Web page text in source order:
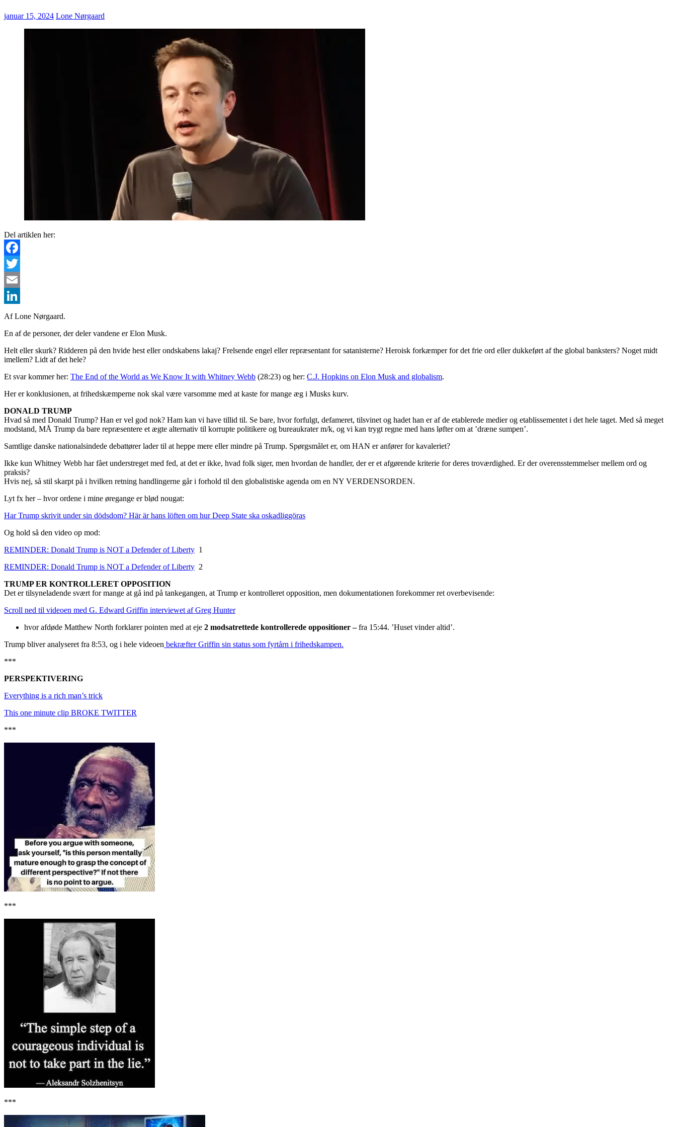
januar 15, 2024 Lone Nørgaard
Del artiklen her:
Facebook
Twitter
Email
LinkedIn
Af Lone Nørgaard.
En af de personer, der deler vandene er Elon Musk.
Helt eller skurk? Ridderen på den hvide hest eller ondskabens lakaj? Frelsende engel eller repræsentant for satanisterne? Heroisk forkæmper for det frie ord eller dukkeført af the global banksters? Noget midt
imellem? Lidt af det hele?
Et svar kommer her: The End of the World as We Know It with Whitney Webb (28:23) og her: C.J. Hopkins on Elon Musk and globalism.
Her er konklusionen, at frihedskæmperne nok skal være varsomme med at kaste for mange æg i Musks kurv.
DONALD TRUMP
Hvad så med Donald Trump? Han er vel god nok? Ham kan vi have tillid til. Se bare, hvor forfulgt, defameret, tilsvinet og hadet han er af de etablerede medier og etablissementet i det hele taget. Med så meget
modstand, MÅ Trump da bare repræsentere et ægte alternativ til korrupte politikere og bureaukrater m/k, og vi kan trygt regne med hans løfter om at ’dræne sumpen’.
Samtlige danske nationalsindede debattører lader til at heppe mere eller mindre på Trump. Spørgsmålet er, om HAN er anfører for kavaleriet?
Ikke kun Whitney Webb har fået understreget med fed, at det er ikke, hvad folk siger, men hvordan de handler, der er et afgørende kriterie for deres troværdighed. Er der overensstemmelser mellem ord og
praksis?
Hvis nej, så stil skarpt på i hvilken retning handlingerne går i forhold til den globalistiske agenda om en NY VERDENSORDEN.
Lyt fx her – hvor ordene i mine øregange er blød nougat:
Har Trump skrivit under sin dödsdom? Här är hans löften om hur Deep State ska oskadliggöras
Og hold så den video op mod:
REMINDER: Donald Trump is NOT a Defender of Liberty 1
REMINDER: Donald Trump is NOT a Defender of Liberty 2
TRUMP ER KONTROLLERET OPPOSITION
Det er tilsyneladende svært for mange at gå ind på tankegangen, at Trump er kontrolleret opposition, men dokumentationen forekommer ret overbevisende:
Scroll ned til videoen med G. Edward Griffin interviewet af Greg Hunter
hvor afdøde Matthew North forklarer pointen med at eje 2 modsatrettede kontrollerede oppositioner –fra 15:44. ’Huset vinder altid’.
Trump bliver analyseret fra 8:53, og i hele videoen bekræfter Griffin sin status som fyrtårn i frihedskampen.
***
PERSPEKTIVERING
Everything is a rich man’s trick
This one minute clip BROKE TWITTER
***
***
***